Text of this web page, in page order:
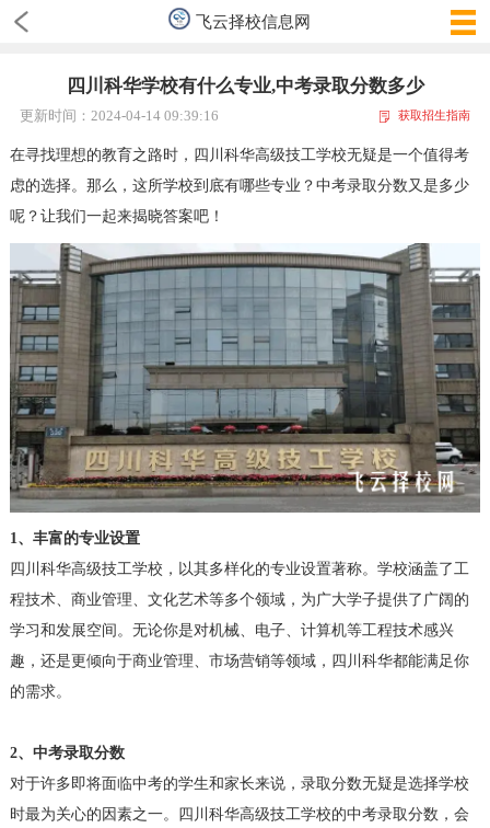
飞云择校信息网
四川科华学校有什么专业,中考录取分数多少
更新时间：2024-04-14 09:39:16 获取招生指南
在寻找理想的教育之路时，四川科华高级技工学校无疑是一个值得考
虑的选择。那么，这所学校到底有哪些专业？中考录取分数又是多少
呢？让我们一起来揭晓答案吧！
1、 丰富的专业设置
四川科华高级技工学校，以其多样化的专业设置著称。学校涵盖了工
程技术、商业管理、文化艺术等多个领域，为广大学子提供了广阔的
学习和发展空间。无论你是对机械、电子、计算机等工程技术感兴
趣，还是更倾向于商业管理、市场营销等领域，四川科华都能满足你
的需求。
2、 中考录取分数
对于许多即将面临中考的学生和家长来说，录取分数无疑是选择学校
时最为关心的因素之一。四川科华高级技工学校的中考录取分数，会